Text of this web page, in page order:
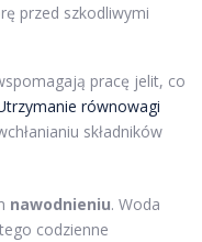
przed szkodliwymi
pracę jelit, co
równowagi
składników
nawodnieniu. Woda
codzienne